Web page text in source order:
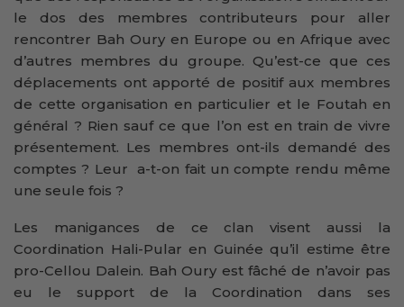
le dos des membres contributeurs pour aller
rencontrer Bah Oury en Europe ou en Afrique avec
d’autres membres du groupe. Qu’est-ce que ces
déplacements ont apporté de positif aux membres
de cette organisation en particulier et le Foutah en
général ? Rien sauf ce que l’on est en train de vivre
présentement. Les membres ont-ils demandé des
comptes ? Leur a-t-on fait un compte rendu même
une seule fois ?
Les manigances de ce clan visent aussi la
Coordination Hali-Pular en Guinée qu’il estime être
pro-Cellou Dalein. Bah Oury est fâché de n’avoir pas
eu le support de la Coordination dans ses